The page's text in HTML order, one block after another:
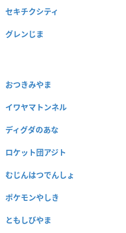
セキチクシティ
グレンじま
おつきみやま
イワヤマトンネル
ディグダのあな
ロケット団アジト
むじんはつでんしょ
ポケモンやしき
ともしびやま